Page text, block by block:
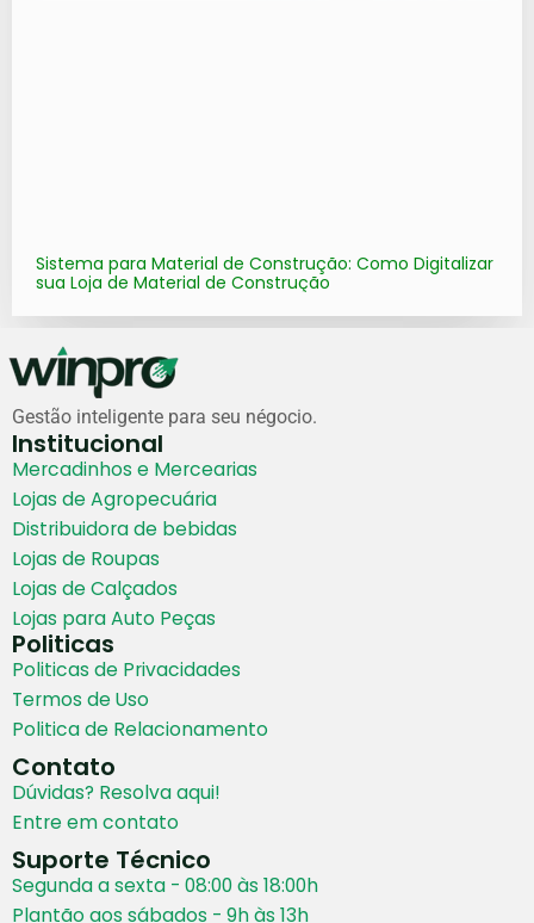
Sistema para Material de Construção: Como Digitalizar
sua Loja de Material de Construção
Gestão inteligente para seu négocio.
Institucional
Mercadinhos e Mercearias
Lojas de Agropecuária
Distribuidora de bebidas
Lojas de Roupas
Lojas de Calçados
Lojas para Auto Peças
Politicas
Politicas de Privacidades
Termos de Uso
Politica de Relacionamento
Contato
Dúvidas? Resolva aqui!
Entre em contato
Suporte Técnico
Segunda a sexta - 08:00 às 18:00h
Plantão aos sábados - 9h às 13h